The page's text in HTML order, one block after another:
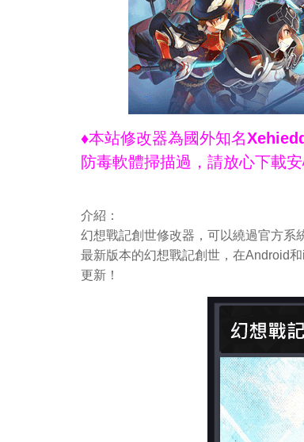
♦本站修改器為國外知名
防毒軟體掃描過，請放心下載安
介紹：
幻想戰記創世修改器，可以繞過官方系
最新版本的幻想戰記創世，在Android
更新！